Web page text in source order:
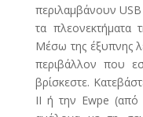
περιλαμβάνουν
τα πλεονεκτήματα
Mέσω της έξυπνης
περιβάλλον που
βρίσκεστε.
II ή την Ewpe